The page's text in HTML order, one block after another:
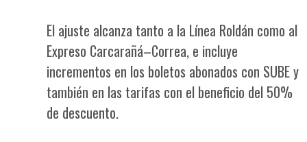
El ajuste alcanza tanto a la Línea Roldán como al
Expreso Carcarañá–Correa, e incluye
incrementos en los boletos abonados con SUBE y
también en las tarifas con el beneficio del 50%
de descuento.